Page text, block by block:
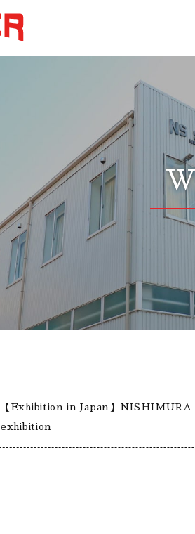
【Exhibition in Japan】
exhibition